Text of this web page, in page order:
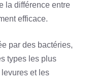
la différence entre
efficace.
par des bactéries,
types les plus
et les